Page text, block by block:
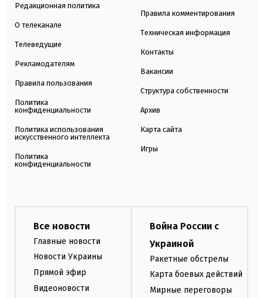
Редакционная политика
О телеканале
Телеведущие
Рекламодателям
Правила пользования
Политика
конфиденциальности
Политика использования
искусственного интеллекта
Политика
конфиденциальности
Правила комментирования
Техническая информация
Контакты
Вакансии
Структура собственности
Архив
Карта сайта
Игры
Все новости
Главные новости
Новости Украины
Прямой эфир
Видеоновости
Война России с
Украиной
Ракетные обстрелы
Карта боевых действий
Мирные переговоры